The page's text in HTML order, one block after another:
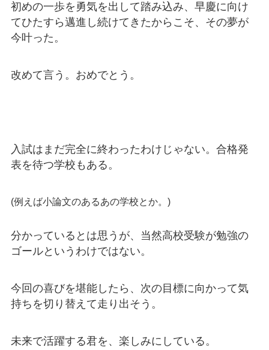
初めの一歩を勇気を出して踏み込み、早慶に向け
てひたすら邁進し続けてきたからこそ、その夢が
今叶った。
改めて言う。おめでとう。
入試はまだ完全に終わったわけじゃない。合格発
表を待つ学校もある。
(例えば小論文のあるあの学校とか。)
分かっているとは思うが、当然高校受験が勉強の
ゴールというわけではない。
今回の喜びを堪能したら、次の目標に向かって気
持ちを切り替えて走り出そう。
未来で活躍する君を、楽しみにしている。